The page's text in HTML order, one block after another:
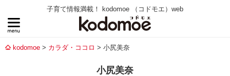
子育て情報満載！ kodomoe （コドモエ）web
kodomoe カラダ・ココロ 小尻美奈
小尻美奈